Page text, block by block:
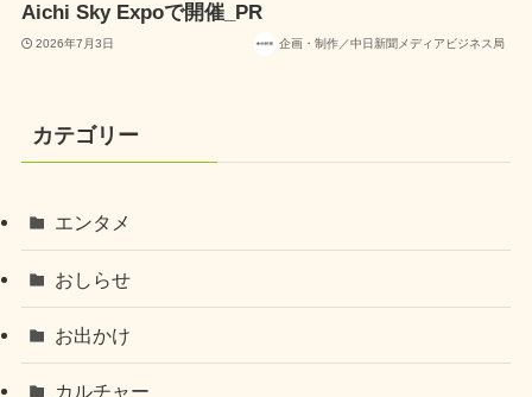
Aichi Sky Expoで開催_PR
2026年7月3日 企画・制作／中日新聞メディアビジネス局
カテゴリー
エンタメ
おしらせ
お出かけ
カルチャー